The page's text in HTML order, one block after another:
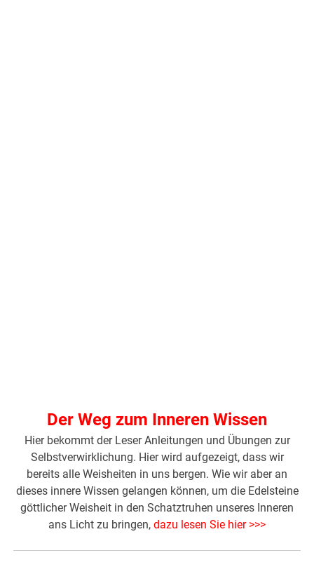
Der Weg zum Inneren Wissen
Hier bekommt der Leser Anleitungen und Übungen zur
Selbstverwirklichung. Hier wird aufgezeigt, dass wir
bereits alle Weisheiten in uns bergen. Wie wir aber an
dieses innere Wissen gelangen können, um die Edelsteine
göttlicher Weisheit in den Schatztruhen unseres Inneren
ans Licht zu bringen, dazu lesen Sie hier >>>